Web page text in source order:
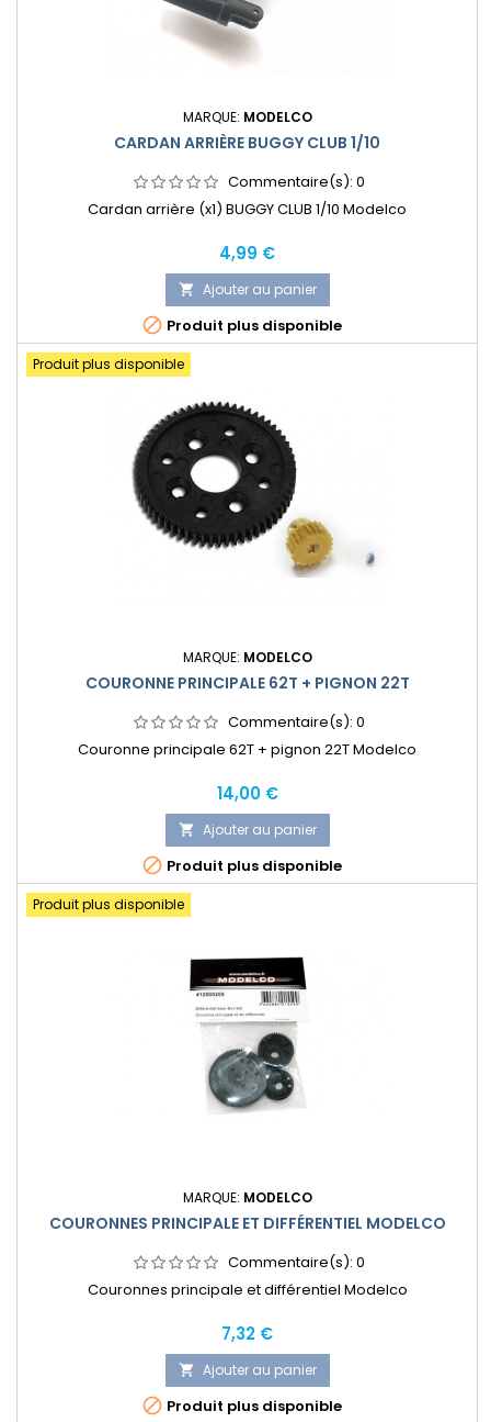
MARQUE: MODELCO
CARDAN ARRIÈRE BUGGY CLUB 1/10
Commentaire(s): 0
Cardan arrière (x1) BUGGY CLUB 1/10 Modelco
Prix
4,99 €
 Ajouter au panier
 Produit plus disponible
Produit plus disponible
MARQUE: MODELCO
COURONNE PRINCIPALE 62T + PIGNON 22T
Commentaire(s): 0
Couronne principale 62T + pignon 22T Modelco
Prix
14,00 €
 Ajouter au panier
 Produit plus disponible
Produit plus disponible
MARQUE: MODELCO
COURONNES PRINCIPALE ET DIFFÉRENTIEL MODELCO
Commentaire(s): 0
Couronnes principale et différentiel Modelco
Prix
7,32 €
 Ajouter au panier
 Produit plus disponible